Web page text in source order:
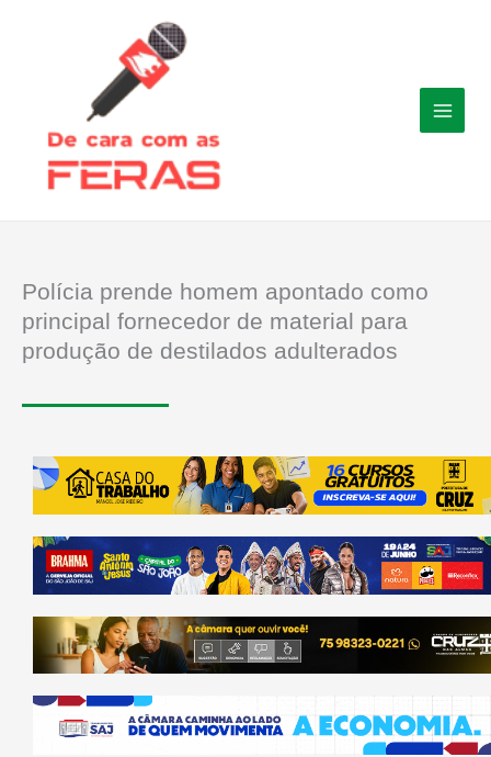
Polícia prende homem apontado como
principal fornecedor de material para
produção de destilados adulterados